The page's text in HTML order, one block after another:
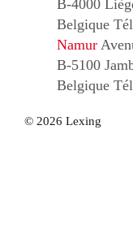
B-4000
Belgique
Namur
B-5100
Belgique
© 2026 Lexing